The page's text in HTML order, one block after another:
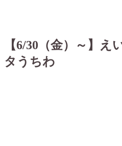
【6/30（金）～】え
タうちわ